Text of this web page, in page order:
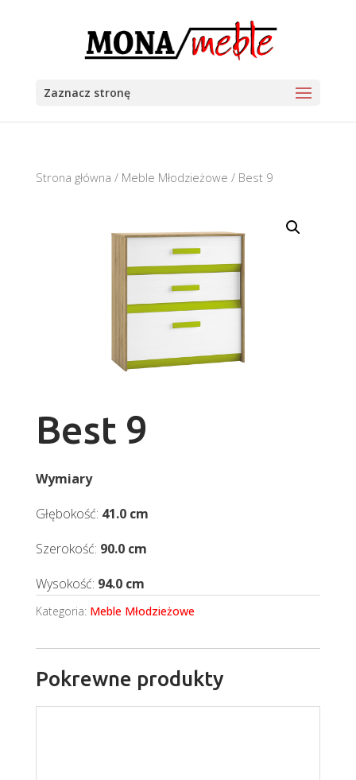
Zaznacz stronę
Strona główna / Meble Młodzieżowe / Best 9
Best 9
Wymiary
Głębokość: 41.0 cm
Szerokość: 90.0 cm
Wysokość: 94.0 cm
Kategoria: Meble Młodzieżowe
Pokrewne produkty